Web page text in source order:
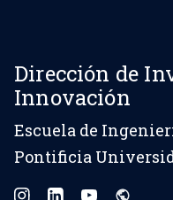
Dirección de
Innovación
Escuela de
Pontificia